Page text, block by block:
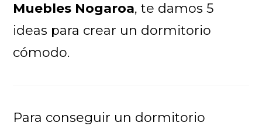
Muebles Nogaroa, te damos 5
ideas para crear un dormitorio
cómodo.
Para conseguir un dormitorio